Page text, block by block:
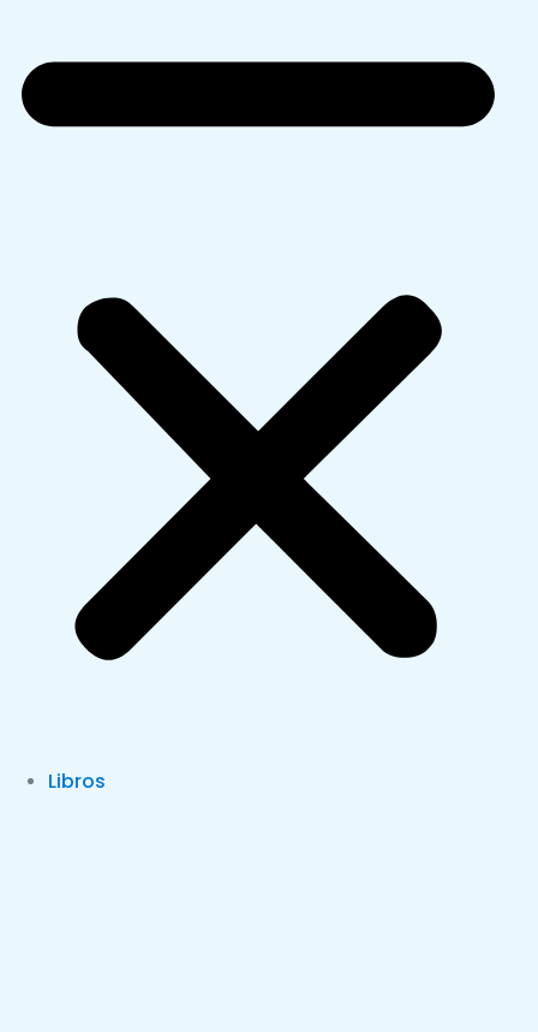
Libros